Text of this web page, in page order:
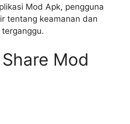
Mod Apk, pengguna
tentang keamanan dan
Mod